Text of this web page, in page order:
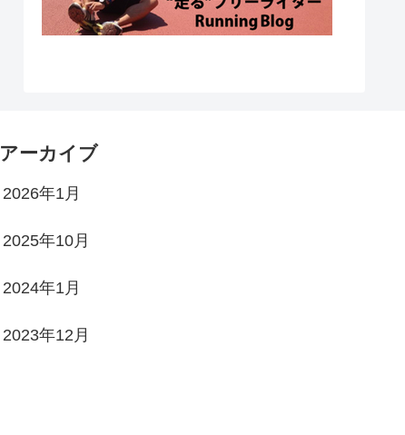
アーカイブ
2026年1月
2025年10月
2024年1月
2023年12月